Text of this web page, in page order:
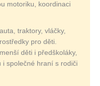
motoriku, koordinaci
traktory, vláčky,
pro děti.
děti i předškoláky,
i společné hraní s rodiči